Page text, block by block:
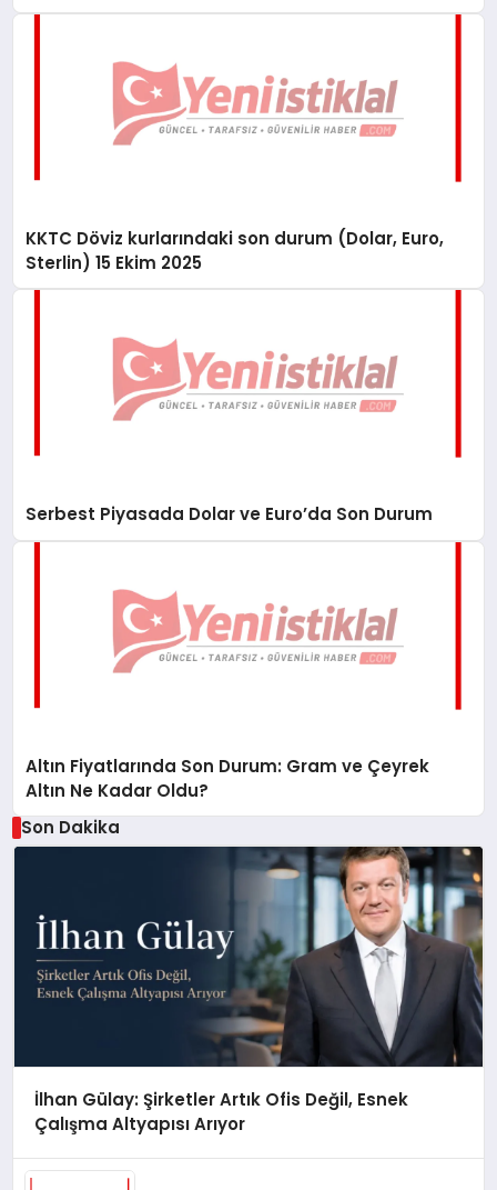
KKTC Döviz kurlarındaki son durum (Dolar, Euro,
Sterlin) 15 Ekim 2025
Serbest Piyasada Dolar ve Euro’da Son Durum
Altın Fiyatlarında Son Durum: Gram ve Çeyrek
Altın Ne Kadar Oldu?
Son Dakika
İlhan Gülay: Şirketler Artık Ofis Değil, Esnek
Çalışma Altyapısı Arıyor